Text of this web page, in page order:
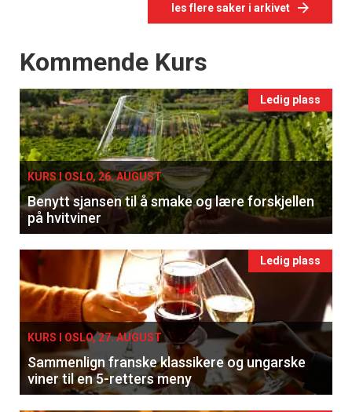
les flere saker i arkivet
Events
Kommende Kurs
Ledig plass
KURS I OSLO, 26. AUGUST
Benytt sjansen til å smake og lære forskjellen
på hvitviner
Ledig plass
KURS I OSLO, 27. AUGUST
Sammenlign franske klassikere og ungarske
viner til en 5-retters meny